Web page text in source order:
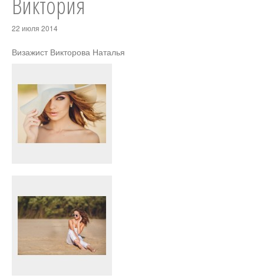
ПОРТФОЛИО
УСЛУГИ
АПАРТАМЕНТЫ
22 июля 2014
Визажист Викторова Наталья